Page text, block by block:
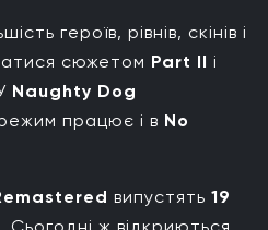
героїв, рівнів, скінів і
сюжетом Part II і
Naughty Dog
працює і в No
випустять 19
. Сьогодні ж відкриються